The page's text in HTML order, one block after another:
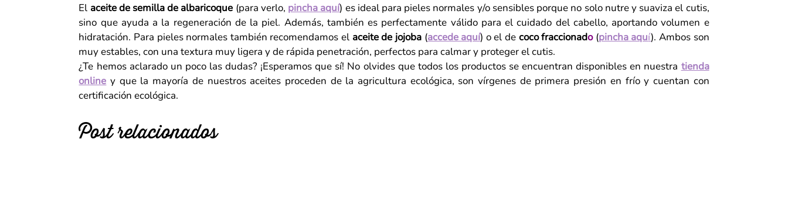
El aceite de semilla de albaricoque (para verlo, pincha aquí) es ideal para pieles normales y/o sensibles porque no solo nutre y suaviza el cutis,
sino que ayuda a la regeneración de la piel. Además, también es perfectamente válido para el cuidado del cabello, aportando volumen e
hidratación. Para pieles normales también recomendamos el aceite de jojoba(accede aquí) o el de coco fraccionado(pincha aquí). Ambos son
muy estables, con una textura muy ligera y de rápida penetración, perfectos para calmar y proteger el cutis.
¿Te hemos aclarado un poco las dudas? ¡Esperamos que sí! No olvides que todos los productos se encuentran disponibles en nuestra tienda
online y que la mayoría de nuestros aceites proceden de la agricultura ecológica, son vírgenes de primera presión en frío y cuentan con
certificación ecológica.
Post relacionados